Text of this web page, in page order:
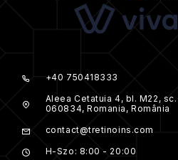
+40 750418333
Aleea Cetatuia 4, bl. M22,
060834, Romania, România
contact@tretinoins.com
H-Szo: 8:00 - 20:00